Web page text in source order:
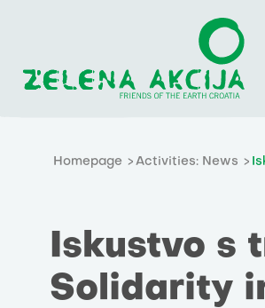
Homepage Activities: News
Iskustvo s
Solidarity